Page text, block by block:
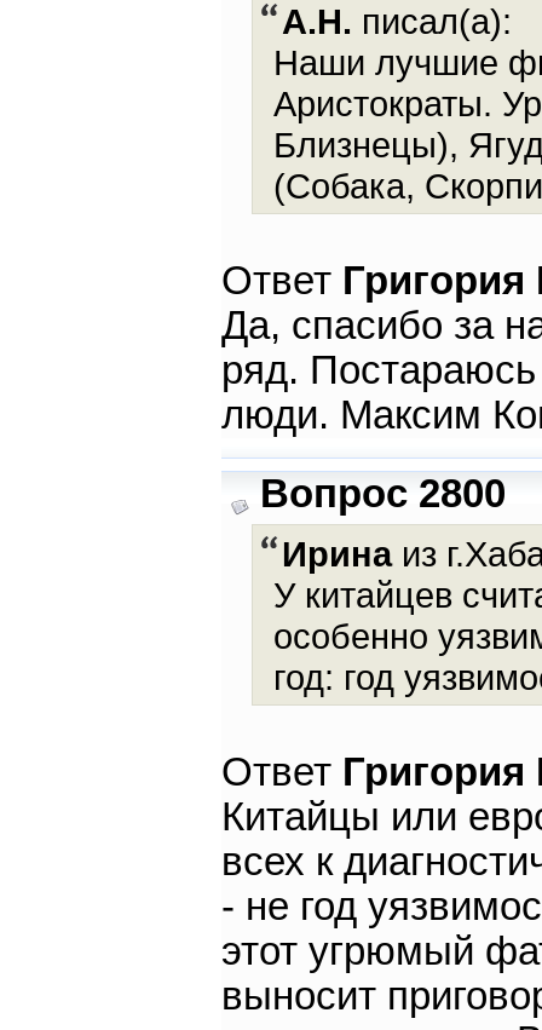
А.Н. писал(а):
Наши лучшие
Аристократы.
Близнецы),
(Собака,
Ответ
Да, спасибо за
ряд.
люди. Максим
Вопрос 2800
Иринаиз
У китайцев
особенно
год: год
Ответ
Китайцы или
всех к
- не год
этот угрюмый
выносит